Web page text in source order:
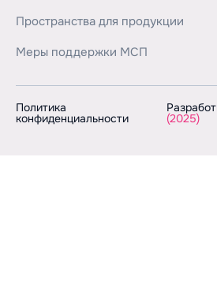
Пространства для продукции
Меры поддержки МСП
Политика
конфиденциальности (2025)